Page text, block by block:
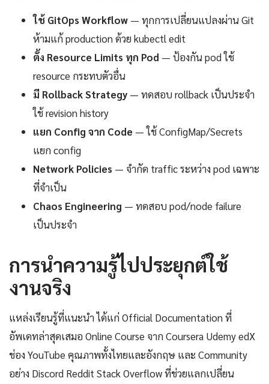
ใช้ GitOps Workflow — ทุกการเปลี่ยนแปลงผ่าน Git
ห้ามแก้ production ด้วย kubectl edit
ตั้ง Resource Limits ทุก Pod — ป้องกัน pod ใช้
resource กระทบตัวอื่น
มี Rollback Strategy — ทดสอบ rollback เป็นประจำ
ใช้ revision history
แยก Config จาก Code — ใช้ ConfigMap/Secrets
แยก config
Network Policies — จำกัด traffic ระหว่าง pod เฉพาะ
ที่จำเป็น
Chaos Engineering — ทดสอบ pod/node failure
เป็นประจำ
การนำความรู้ไปประยุกต์ใช้
งานจริง
แหล่งเรียนรู้ที่แนะนำ ได้แก่ Official Documentation ที่
อัพเดทล่าสุดเสมอ Online Course จาก Coursera Udemy edX
ช่อง YouTube คุณภาพทั้งไทยและอังกฤษ และ Community
อย่าง Discord Reddit Stack Overflow ที่ช่วยแลกเปลี่ยน